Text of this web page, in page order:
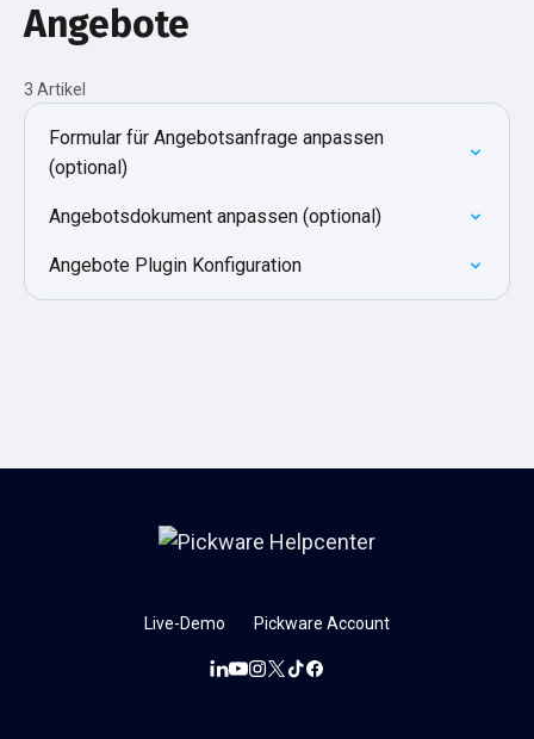
Angebote
3 Artikel
Formular für Angebotsanfrage anpassen
(optional)
Angebotsdokument anpassen (optional)
Angebote Plugin Konfiguration
Live-Demo Pickware Account